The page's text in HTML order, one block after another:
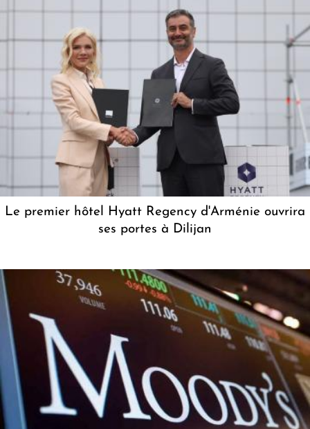
Le premier hôtel Hyatt Regency d'Arménie ouvrira
ses portes à Dilijan